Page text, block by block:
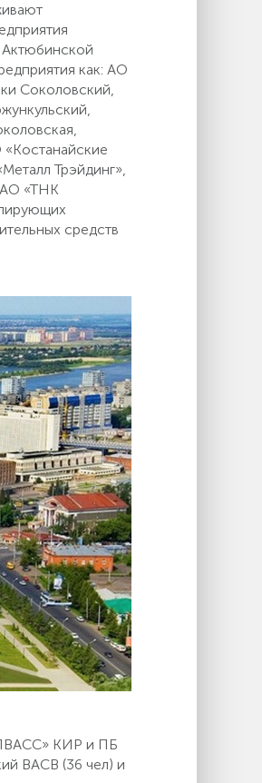
как: АО
Соколовский,
Трэйдинг»,
«ТНК
средств
КИР и ПБ
ВАСВ (36 чел) и